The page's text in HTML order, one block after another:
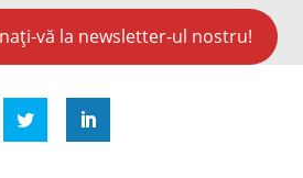
vă la newsletter-ul nostru!